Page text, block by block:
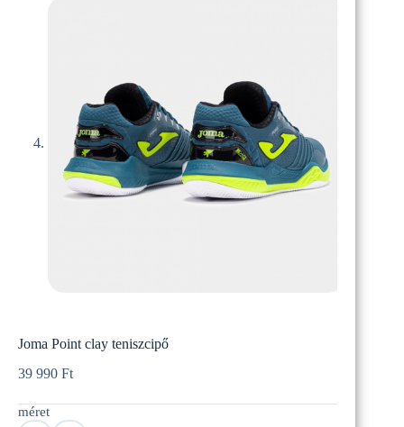
Joma Point clay teniszcipő
39 990 Ft
méret